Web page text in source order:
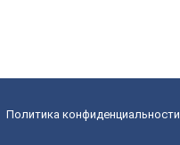
Политика конфиденциальности